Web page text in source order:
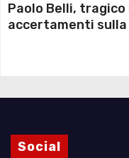
Paolo Belli,
accertamenti
Social